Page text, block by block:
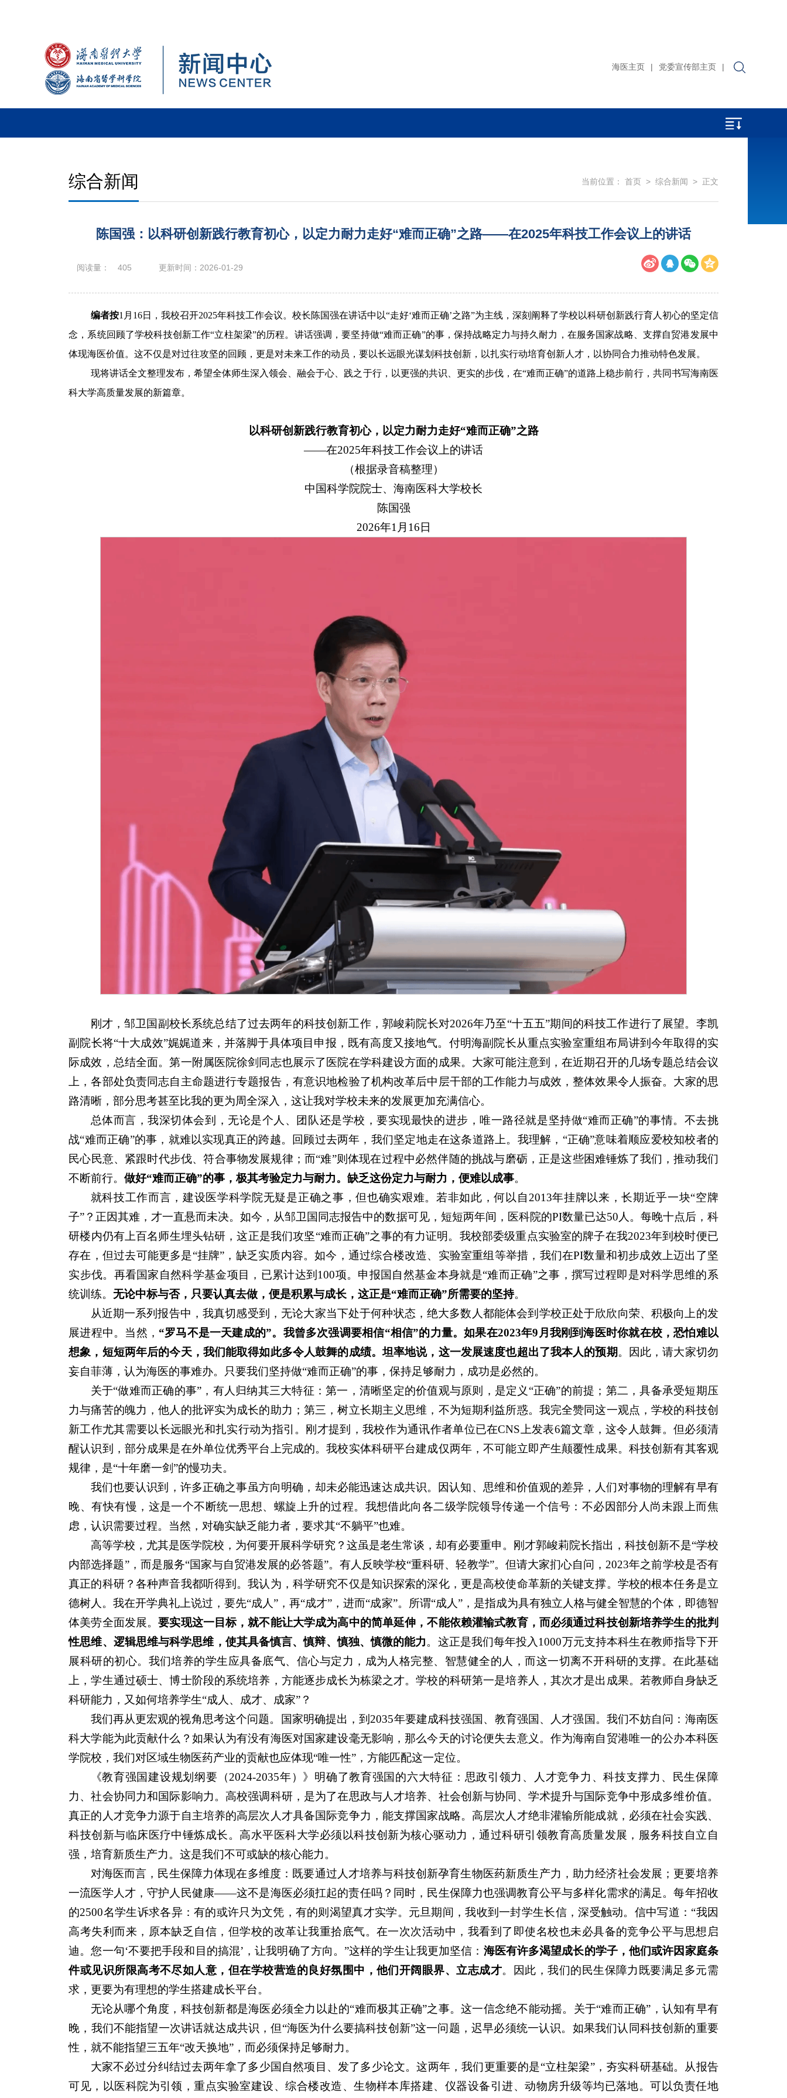
海医主页 | 党委宣传部主页 |
当前位置： 首页> 综合新闻 > 正文
综合新闻
陈国强：以科研创新践行教育初心，以定力耐力走好“难而正确”之路——在2025年科技工作会议上的讲话
阅读量： 405 更新时间：2026-01-29
编者按1月16日，我校召开2025年科技工作会议。校长陈国强在讲话中以“走好‘难而正确’之路”为主线，深刻阐释了学校以科研创新践行育人初心的坚定信
念，系统回顾了学校科技创新工作“立柱架梁”的历程。讲话强调，要坚持做“难而正确”的事，保持战略定力与持久耐力，在服务国家战略、支撑自贸港发展中
体现海医价值。这不仅是对过往攻坚的回顾，更是对未来工作的动员，要以长远眼光谋划科技创新，以扎实行动培育创新人才，以协同合力推动特色发展。
现将讲话全文整理发布，希望全体师生深入领会、融会于心、践之于行，以更强的共识、更实的步伐，在“难而正确”的道路上稳步前行，共同书写海南医
科大学高质量发展的新篇章。
以科研创新践行教育初心，以定力耐力走好“难而正确”之路
——在2025年科技工作会议上的讲话
（根据录音稿整理）
中国科学院院士、海南医科大学校长
陈国强
2026年1月16日
刚才，邹卫国副校长系统总结了过去两年的科技创新工作，郭峻莉院长对2026年乃至“十五五”期间的科技工作进行了展望。李凯
副院长将“十大成效”娓娓道来，并落脚于具体项目申报，既有高度又接地气。付明海副院长从重点实验室重组布局讲到今年取得的实
际成效，总结全面。第一附属医院徐剑同志也展示了医院在学科建设方面的成果。大家可能注意到，在近期召开的几场专题总结会议
上，各部处负责同志自主命题进行专题报告，有意识地检验了机构改革后中层干部的工作能力与成效，整体效果令人振奋。大家的思
路清晰，部分思考甚至比我的更为周全深入，这让我对学校未来的发展更加充满信心。
总体而言，我深切体会到，无论是个人、团队还是学校，要实现最快的进步，唯一路径就是坚持做“难而正确”的事情。不去挑
战“难而正确”的事，就难以实现真正的跨越。回顾过去两年，我们坚定地走在这条道路上。我理解，“正确”意味着顺应爱校知校者的
民心民意、紧跟时代步伐、符合事物发展规律；而“难”则体现在过程中必然伴随的挑战与磨砺，正是这些困难锤炼了我们，推动我们
不断前行。做好“难而正确”的事，极其考验定力与耐力。缺乏这份定力与耐力，便难以成事。
就科技工作而言，建设医学科学院无疑是正确之事，但也确实艰难。若非如此，何以自2013年挂牌以来，长期近乎一块“空牌
子”？正因其难，才一直悬而未决。如今，从邹卫国同志报告中的数据可见，短短两年间，医科院的PI数量已达50人。每晚十点后，科
研楼内仍有上百名师生埋头钻研，这正是我们攻坚“难而正确”之事的有力证明。我校部委级重点实验室的牌子在我2023年到校时便已
存在，但过去可能更多是“挂牌”，缺乏实质内容。如今，通过综合楼改造、实验室重组等举措，我们在PI数量和初步成效上迈出了坚
实步伐。再看国家自然科学基金项目，已累计达到100项。申报国自然基金本身就是“难而正确”之事，撰写过程即是对科学思维的系
统训练。 无论中标与否，只要认真去做，便是积累与成长，这正是“难而正确”所需要的坚持。
从近期一系列报告中，我真切感受到，无论大家当下处于何种状态，绝大多数人都能体会到学校正处于欣欣向荣、积极向上的发
展进程中。当然， “罗马不是一天建成的”。我曾多次强调要相信“相信”的力量。如果在2023年9月我刚到海医时你就在校，恐怕难以
想象，短短两年后的今天，我们能取得如此多令人鼓舞的成绩。坦率地说，这一发展速度也超出了我本人的预期。因此，请大家切勿
妄自菲薄，认为海医的事难办。只要我们坚持做“难而正确”的事，保持足够耐力，成功是必然的。
关于“做难而正确的事”，有人归纳其三大特征：第一，清晰坚定的价值观与原则，是定义“正确”的前提；第二，具备承受短期压
力与痛苦的魄力，他人的批评实为成长的助力；第三，树立长期主义思维，不为短期利益所惑。我完全赞同这一观点，学校的科技创
新工作尤其需要以长远眼光和扎实行动为指引。刚才提到，我校作为通讯作者单位已在CNS上发表6篇文章，这令人鼓舞。但必须清
醒认识到，部分成果是在外单位优秀平台上完成的。我校实体科研平台建成仅两年，不可能立即产生颠覆性成果。科技创新有其客观
规律，是“十年磨一剑”的慢功夫。
我们也要认识到，许多正确之事虽方向明确，却未必能迅速达成共识。因认知、思维和价值观的差异，人们对事物的理解有早有
晚、有快有慢，这是一个不断统一思想、螺旋上升的过程。我想借此向各二级学院领导传递一个信号：不必因部分人尚未跟上而焦
虑，认识需要过程。当然，对确实缺乏能力者，要求其“不躺平”也难。
高等学校，尤其是医学院校，为何要开展科学研究？这虽是老生常谈，却有必要重申。刚才郭峻莉院长指出，科技创新不是“学校
内部选择题”，而是服务“国家与自贸港发展的必答题”。有人反映学校“重科研、轻教学”。但请大家扪心自问，2023年之前学校是否有
真正的科研？各种声音我都听得到。我认为，科学研究不仅是知识探索的深化，更是高校使命革新的关键支撑。学校的根本任务是立
德树人。我在开学典礼上说过，要先“成人”，再“成才”，进而“成家”。所谓“成人”，是指成为具有独立人格与健全智慧的个体，即德智
体美劳全面发展。要实现这一目标，就不能让大学成为高中的简单延伸，不能依赖灌输式教育，而必须通过科技创新培养学生的批判
性思维、逻辑思维与科学思维，使其具备慎言、慎辩、慎独、慎微的能力。这正是我们每年投入1000万元支持本科生在教师指导下开
展科研的初心。我们培养的学生应具备底气、信心与定力，成为人格完整、智慧健全的人，而这一切离不开科研的支撑。在此基础
上，学生通过硕士、博士阶段的系统培养，方能逐步成长为栋梁之才。学校的科研第一是培养人，其次才是出成果。若教师自身缺乏
科研能力，又如何培养学生“成人、成才、成家”？
我们再从更宏观的视角思考这个问题。国家明确提出，到2035年要建成科技强国、教育强国、人才强国。我们不妨自问：海南医
科大学能为此贡献什么？如果认为有没有海医对国家建设毫无影响，那么今天的讨论便失去意义。作为海南自贸港唯一的公办本科医
学院校，我们对区域生物医药产业的贡献也应体现“唯一性”，方能匹配这一定位。
《教育强国建设规划纲要（2024-2035年）》明确了教育强国的六大特征：思政引领力、人才竞争力、科技支撑力、民生保障
力、社会协同力和国际影响力。高校强调科研，是为了在思政与人才培养、社会创新与协同、学术提升与国际竞争中形成多维价值。
真正的人才竞争力源于自主培养的高层次人才具备国际竞争力，能支撑国家战略。高层次人才绝非灌输所能成就，必须在社会实践、
科技创新与临床医疗中锤炼成长。高水平医科大学必须以科技创新为核心驱动力，通过科研引领教育高质量发展，服务科技自立自
强，培育新质生产力。这是我们不可或缺的核心能力。
对海医而言，民生保障力体现在多维度：既要通过人才培养与科技创新孕育生物医药新质生产力，助力经济社会发展；更要培养
一流医学人才，守护人民健康——这不是海医必须扛起的责任吗？同时，民生保障力也强调教育公平与多样化需求的满足。每年招收
的2500名学生诉求各异：有的或许只为文凭，有的则渴望真才实学。元旦期间，我收到一封学生长信，深受触动。信中写道：“我因
高考失利而来，原本缺乏自信，但学校的改革让我重拾底气。在一次次活动中，我看到了即使名校也未必具备的竞争公平与思想启
迪。您一句‘不要把手段和目的搞混’，让我明确了方向。”这样的学生让我更加坚信： 海医有许多渴望成长的学子，他们或许因家庭条
件或见识所限高考不尽如人意，但在学校营造的良好氛围中，他们开阔眼界、立志成才。因此，我们的民生保障力既要满足多元需
求，更要为有理想的学生搭建成长平台。
无论从哪个角度，科技创新都是海医必须全力以赴的“难而极其正确”之事。这一信念绝不能动摇。关于“难而正确”，认知有早有
晚，我们不能指望一次讲话就达成共识，但“海医为什么要搞科技创新”这一问题，迟早必须统一认识。如果我们认同科技创新的重要
性，就不能指望三五年“改天换地”，而必须保持足够耐力。
大家不必过分纠结过去两年拿了多少国自然项目、发了多少论文。这两年，我们更重要的是“立柱架梁”，夯实科研基础。从报告
可见，以医科院为引领，重点实验室建设、综合楼改造、生物样本库搭建、仪器设备引进、动物房升级等均已落地。可以负责任地